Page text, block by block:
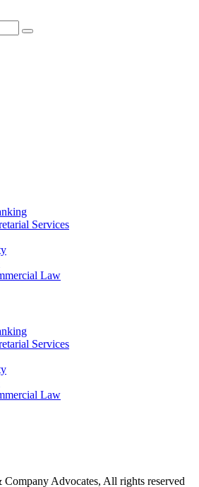
Services
Law
Services
Law
Advocates, All rights reserved